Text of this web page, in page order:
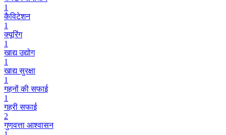
1
कैविटेशन
1
क्यूरिंग
1
खाद्य उद्योग
1
खाद्य सुरक्षा
1
गहनों की सफाई
1
गहरी सफाई
2
गुणवत्ता आश्वासन